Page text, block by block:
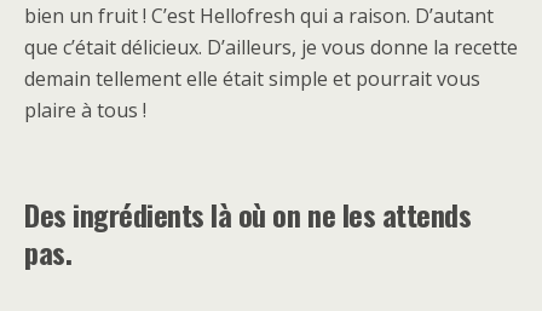
bien un fruit ! C’est Hellofresh qui a raison. D’autant
que c’était délicieux. D’ailleurs, je vous donne la recette
demain tellement elle était simple et pourrait vous
plaire à tous !
Des ingrédients là où on ne les attends
pas.